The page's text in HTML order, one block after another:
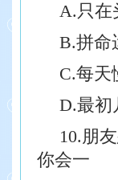
A.只在
B.拼命
C.每天
D.最初
10.朋
你会一